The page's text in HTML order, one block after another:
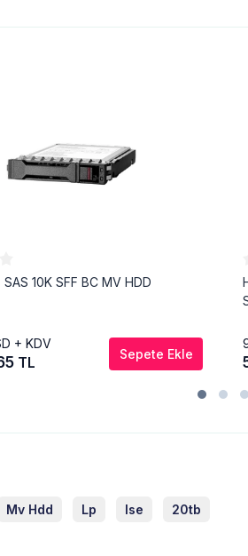
SAS 10K SFF BC MV HDD
+ KDV
TL Sepete Ekle
Mv Hdd Lp Ise 20tb